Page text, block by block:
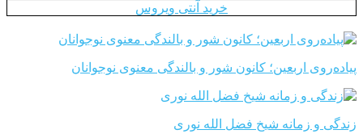
خرید آنتی ویروس
پیاده‌روی اربعین؛ کانون شور و بالندگی معنوی نوجوانان
زندگی و زمانه شیخ فضل الله نوری